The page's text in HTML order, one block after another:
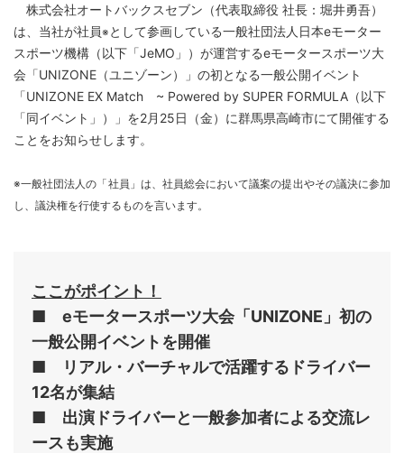
株式会社オートバックスセブン（代表取締役 社長：堀井勇吾）
は、当社が社員※ として参画している一般社団法人日本eモーター
スポーツ機構（以下「JeMO」）が運営するeモータースポーツ大
会「UNIZONE（ユニゾーン）」の初となる一般公開イベント
「UNIZONE EX Match ~ Powered by SUPER FORMULA（以下
「同イベント」）」を2月25日（金）に群馬県高崎市にて開催する
ことをお知らせします。
※一般社団法人の「社員」は、社員総会において議案の提出やその議決に参加
し、議決権を行使するものを言います。
ここがポイント！
■ eモータースポーツ大会「UNIZONE」初の
一般公開イベントを開催
■ リアル・バーチャルで活躍するドライバー
12名が集結
■ 出演ドライバーと一般参加者による交流レ
ースも実施